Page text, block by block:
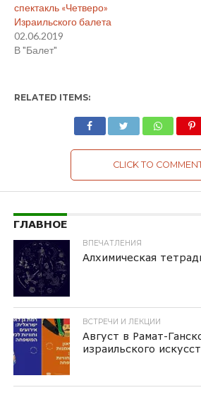
спектакль «Четверо»
Израильского балета
02.06.2019
В "Балет"
RELATED ITEMS:
CLICK TO
ГЛАВНОЕ
ВПЕЧАТЛЕНИЯ
Алхимическая
ВСТРЕЧИ И ЛЕКЦИИ
Август в Рамат-
израильского